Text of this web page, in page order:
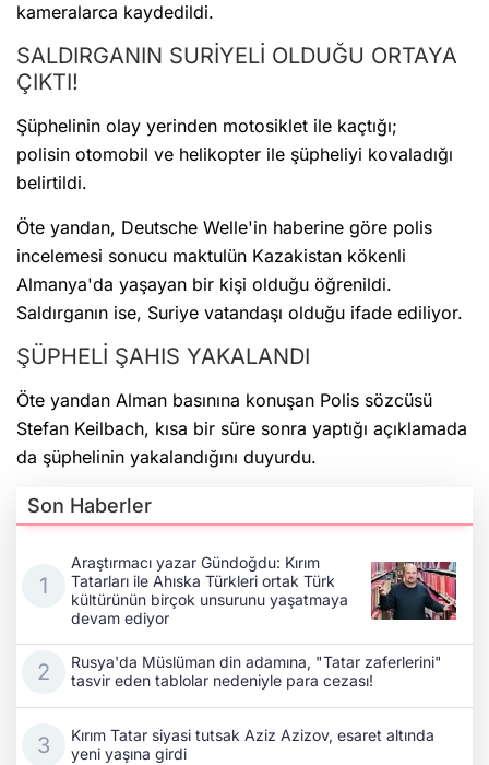
kameralarca kaydedildi.
SALDIRGANIN SURİYELİ OLDUĞU ORTAYA
ÇIKTI!
Şüphelinin olay yerinden motosiklet ile kaçtığı;
polisin otomobil ve helikopter ile şüpheliyi kovaladığı
belirtildi.
Öte yandan, Deutsche Welle'in haberine göre polis
incelemesi sonucu maktulün Kazakistan kökenli
Almanya'da yaşayan bir kişi olduğu öğrenildi.
Saldırganın ise, Suriye vatandaşı olduğu ifade ediliyor.
ŞÜPHELİ ŞAHIS YAKALANDI
Öte yandan Alman basınına konuşan Polis sözcüsü
Stefan Keilbach, kısa bir süre sonra yaptığı açıklamada
da şüphelinin yakalandığını duyurdu.
Son Haberler
Araştırmacı yazar Gündoğdu: Kırım
Tatarları ile Ahıska Türkleri ortak Türk
kültürünün birçok unsurunu yaşatmaya
devam ediyor
Rusya'da Müslüman din adamına, "Tatar zaferlerini"
tasvir eden tablolar nedeniyle para cezası!
Kırım Tatar siyasi tutsak Aziz Azizov, esaret altında
yeni yaşına girdi